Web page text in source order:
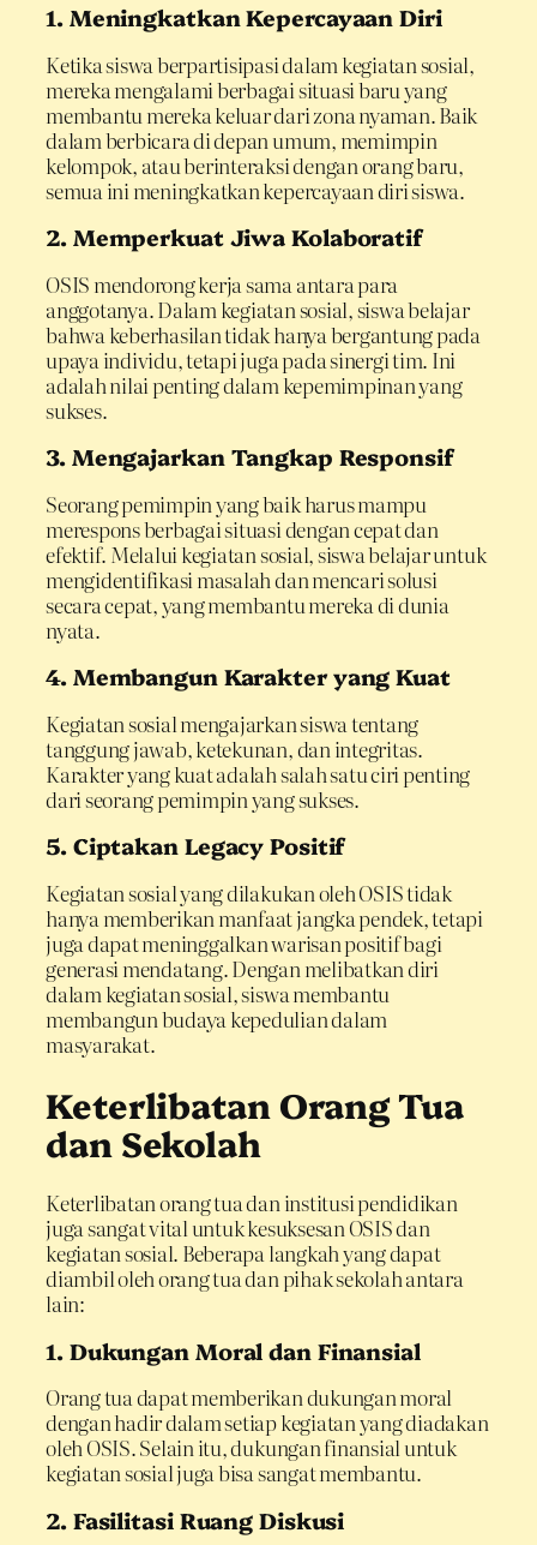
1. Meningkatkan Kepercayaan Diri
Ketika siswa berpartisipasi dalam kegiatan sosial,
mereka mengalami berbagai situasi baru yang
membantu mereka keluar dari zona nyaman. Baik
dalam berbicara di depan umum, memimpin
kelompok, atau berinteraksi dengan orang baru,
semua ini meningkatkan kepercayaan diri siswa.
2. Memperkuat Jiwa Kolaboratif
OSIS mendorong kerja sama antara para
anggotanya. Dalam kegiatan sosial, siswa belajar
bahwa keberhasilan tidak hanya bergantung pada
upaya individu, tetapi juga pada sinergi tim. Ini
adalah nilai penting dalam kepemimpinan yang
sukses.
3. Mengajarkan Tangkap Responsif
Seorang pemimpin yang baik harus mampu
merespons berbagai situasi dengan cepat dan
efektif. Melalui kegiatan sosial, siswa belajar untuk
mengidentifikasi masalah dan mencari solusi
secara cepat, yang membantu mereka di dunia
nyata.
4. Membangun Karakter yang Kuat
Kegiatan sosial mengajarkan siswa tentang
tanggung jawab, ketekunan, dan integritas.
Karakter yang kuat adalah salah satu ciri penting
dari seorang pemimpin yang sukses.
5. Ciptakan Legacy Positif
Kegiatan sosial yang dilakukan oleh OSIS tidak
hanya memberikan manfaat jangka pendek, tetapi
juga dapat meninggalkan warisan positif bagi
generasi mendatang. Dengan melibatkan diri
dalam kegiatan sosial, siswa membantu
membangun budaya kepedulian dalam
masyarakat.
Keterlibatan Orang Tua
dan Sekolah
Keterlibatan orang tua dan institusi pendidikan
juga sangat vital untuk kesuksesan OSIS dan
kegiatan sosial. Beberapa langkah yang dapat
diambil oleh orang tua dan pihak sekolah antara
lain:
1. Dukungan Moral dan Finansial
Orang tua dapat memberikan dukungan moral
dengan hadir dalam setiap kegiatan yang diadakan
oleh OSIS. Selain itu, dukungan finansial untuk
kegiatan sosial juga bisa sangat membantu.
2. Fasilitasi Ruang Diskusi